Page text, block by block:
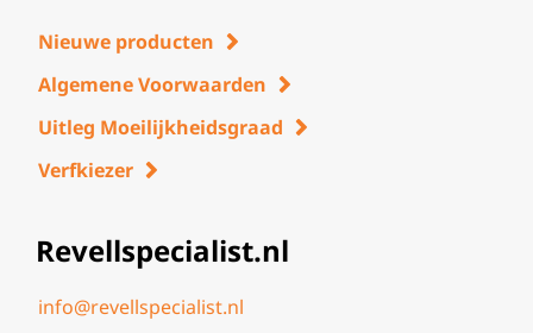
Nieuwe producten
Algemene Voorwaarden
Uitleg Moeilijkheidsgraad
Verfkiezer
Revellspecialist.nl
info@revellspecialist.nl